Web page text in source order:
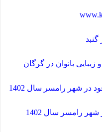
بانوان در گرگان
شهر رامسر سال 1402
شهر رامسر سال 1402